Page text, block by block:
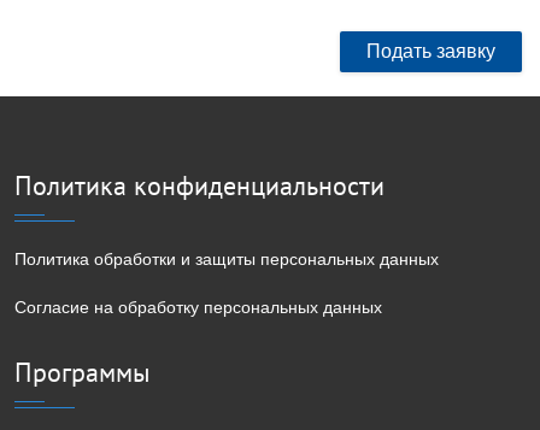
Подать заявку
Политика конфиденциальности
Политика обработки и защиты персональных данных
Согласие на обработку персональных данных
Программы